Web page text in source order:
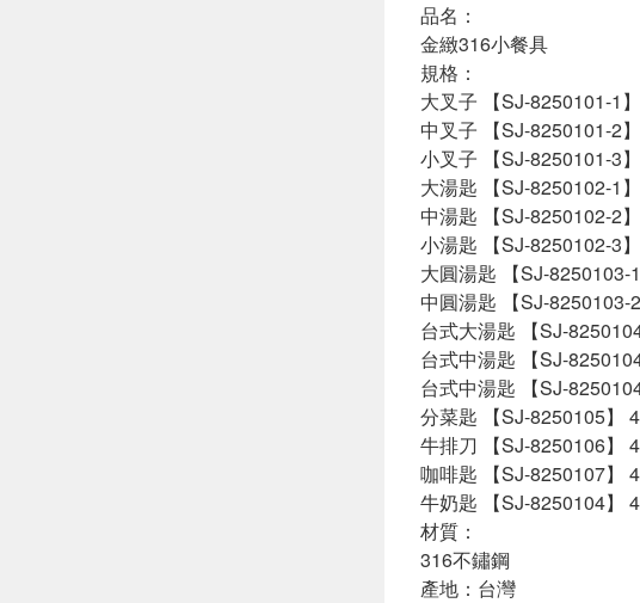
品名：
金緻316小餐具
規格：
大叉子 【SJ-8250101-1
中叉子 【SJ-8250101-2
小叉子 【SJ-8250101-3
大湯匙 【SJ-8250102-1
中湯匙 【SJ-8250102-2
小湯匙 【SJ-8250102-3
大圓湯匙 【SJ-8250103-
中圓湯匙 【SJ-
台式大湯匙 【SJ-
台式中湯匙 【SJ-
台式中湯匙 【SJ-
分菜匙 【SJ-8250105】
牛排刀 【SJ-8250106】
咖啡匙 【SJ-8250107】
牛奶匙 【SJ-8250104】
材質：
316不鏽鋼
產地：台灣